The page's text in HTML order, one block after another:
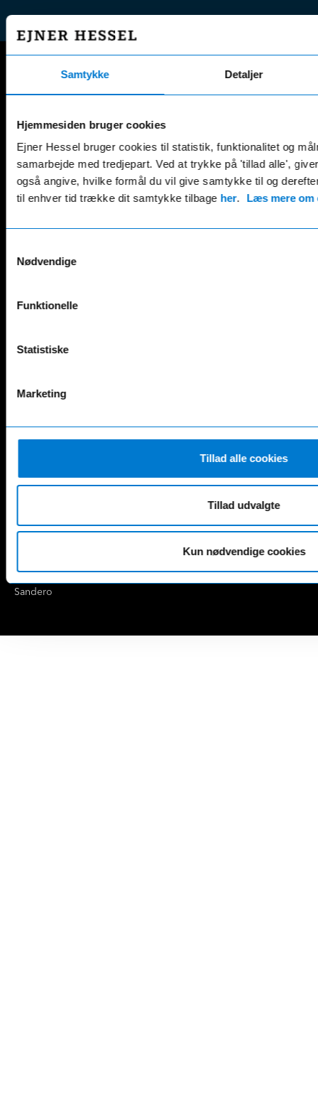
Samtykke Detaljer
Hjemmesiden bruger cookies
Ejner Hessel bruger cookies til statistik, funktionalitet og
samarbejde med tredjepart. Ved at trykke på 'tillad alle',
også angive, hvilke formål du vil give samtykke til og
til enhver tid trække dit samtykke tilbage her. Læs mere om
Nødvendige
Funktionelle
Statistiske
Marketing
Tillad alle cookies
Tillad udvalgte
Kun nødvendige cookies
AMG GT
AMG SL
B-Klasse
C-Klasse
CLA
EQA
EQC
EQV
G-Klasse
GLA
GLB
GLC
GLS
AUSTRAL
CLIO
SCENIC E-TECH
Twingo E-Tech
G6
Dacia
Jogger
Sandero